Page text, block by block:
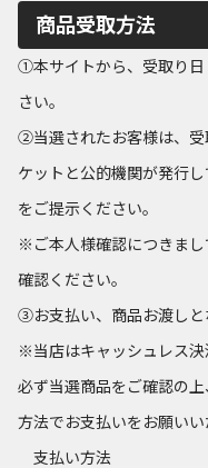
商品受取方法
①本サイトから、受取り日
さい。
➁当選されたお客様は、受
ケットと公的機関が発行
をご提示ください。
※ご本人様確認につきま
確認ください。
③お支払い、商品お渡しと
※当店はキャッシュレス決
必ず当選商品をご確認の上
方法でお支払いをお願いい
支払い方法